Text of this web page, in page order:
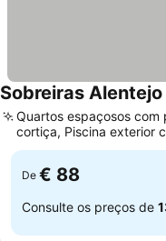
Sobreiras
Quartos espaçosos com
cortiça, Piscina exterior
panorâmicas
De € 88
Consulte os preços de